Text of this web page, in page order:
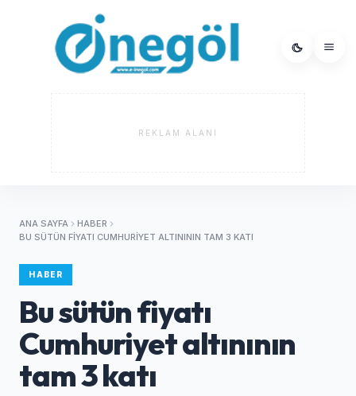
REKLAM ALANI
ANA SAYFA
HABER
BU SÜTÜN FIYATI CUMHURIYET ALTINININ TAM 3 KATI
HABER
Bu sütün fiyatı
Cumhuriyet altınının
tam 3 katı